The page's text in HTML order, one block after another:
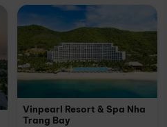
Vinpearl Resort & Spa Nha
Trang Bay